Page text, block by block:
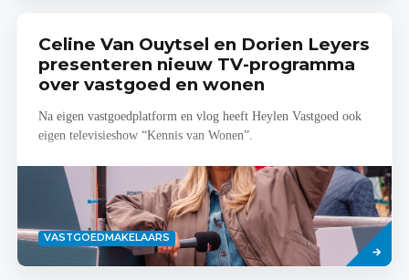
Celine Van Ouytsel en Dorien Leyers
presenteren nieuw TV-programma
over vastgoed en wonen
Na eigen vastgoedplatform en vlog heeft Heylen Vastgoed ook
eigen televisieshow “Kennis van Wonen”.
VASTGOEDMAKELAARS
Lees
meer